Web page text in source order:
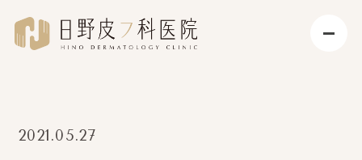
2021.05.27